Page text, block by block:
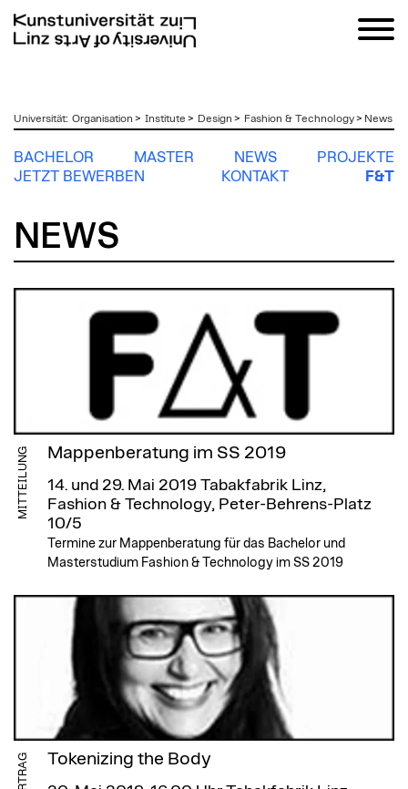
zumUniversität: Organisation > Institute > Design > Fashion & Technology> News
BACHELOR MASTER NEWS
PROJEKTE
JETZT BEWERBEN
KONTAKT F&T
NEWS
MITTEILUNG Mappenberatung im SS 2019
14. und 29. Mai 2019 Tabakfabrik Linz,
Fashion & Technology, Peter-Behrens-Platz
10/5
Termine zur Mappenberatung für das Bachelor und
Masterstudium Fashion & Technology im SS 2019
Tokenizing the Body